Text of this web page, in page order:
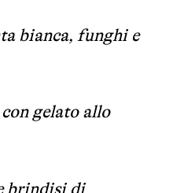
bianca, funghi e
gelato allo
brindisi di